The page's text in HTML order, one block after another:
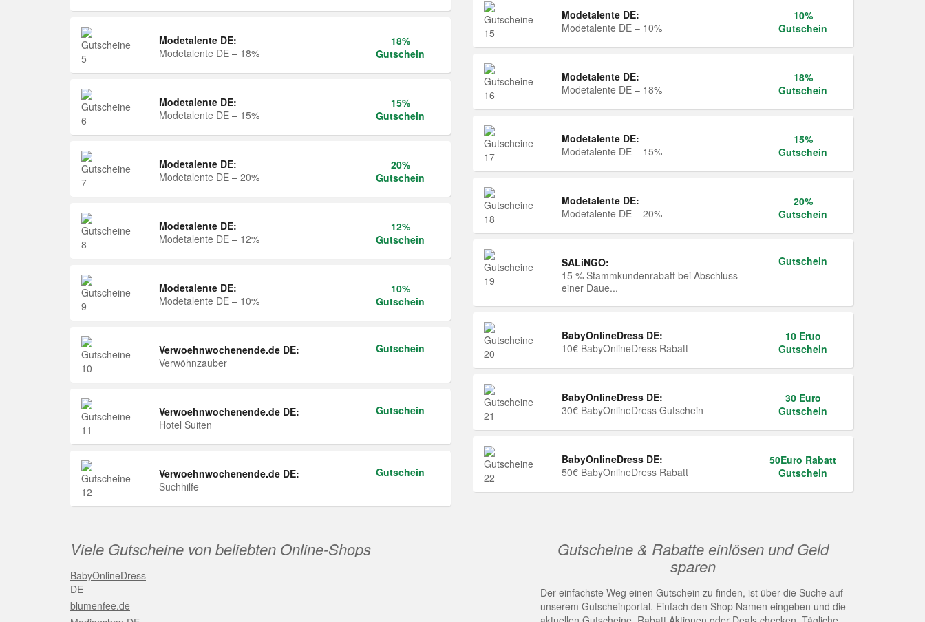
Modetalente DE:
Modetalente DE – 18%
18%
Gutschein
Modetalente DE:
Modetalente DE – 15%
15%
Gutschein
Modetalente DE:
Modetalente DE – 20%
20%
Gutschein
Modetalente DE:
Modetalente DE – 12%
12%
Gutschein
Modetalente DE:
Modetalente DE – 10%
10%
Gutschein
Verwoehnwochenende.de DE:
Verwöhnzauber
Gutschein
Verwoehnwochenende.de DE:
Hotel Suiten
Gutschein
Verwoehnwochenende.de DE:
Suchhilfe
Gutschein
Modetalente DE:
Modetalente DE – 10%
10%
Gutschein
Modetalente DE:
Modetalente DE – 18%
18%
Gutschein
Modetalente DE:
Modetalente DE – 15%
15%
Gutschein
Modetalente DE:
Modetalente DE – 20%
20%
Gutschein
SALiNGO:
15 % Stammkundenrabatt bei Abschluss
einer Daue...
Gutschein
BabyOnlineDress DE:
10€ BabyOnlineDress Rabatt
10 Eruo
Gutschein
BabyOnlineDress DE:
30€ BabyOnlineDress Gutschein
30 Euro
Gutschein
BabyOnlineDress DE:
50€ BabyOnlineDress Rabatt
50Euro Rabatt
Gutschein
Viele Gutscheine von beliebten Online-Shops
BabyOnlineDress
DE
blumenfee.de
Gutscheine & Rabatte einlösen und Geld
sparen
Der einfachste Weg einen Gutschein zu finden, ist über die Suche auf
unserem Gutscheinportal. Einfach den Shop Namen eingeben und die